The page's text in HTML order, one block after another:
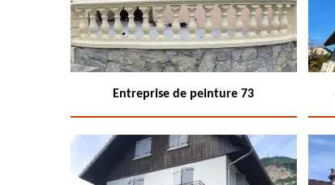
Entreprise de peinture 73